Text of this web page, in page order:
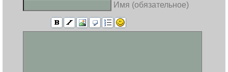
Имя (обязательное)